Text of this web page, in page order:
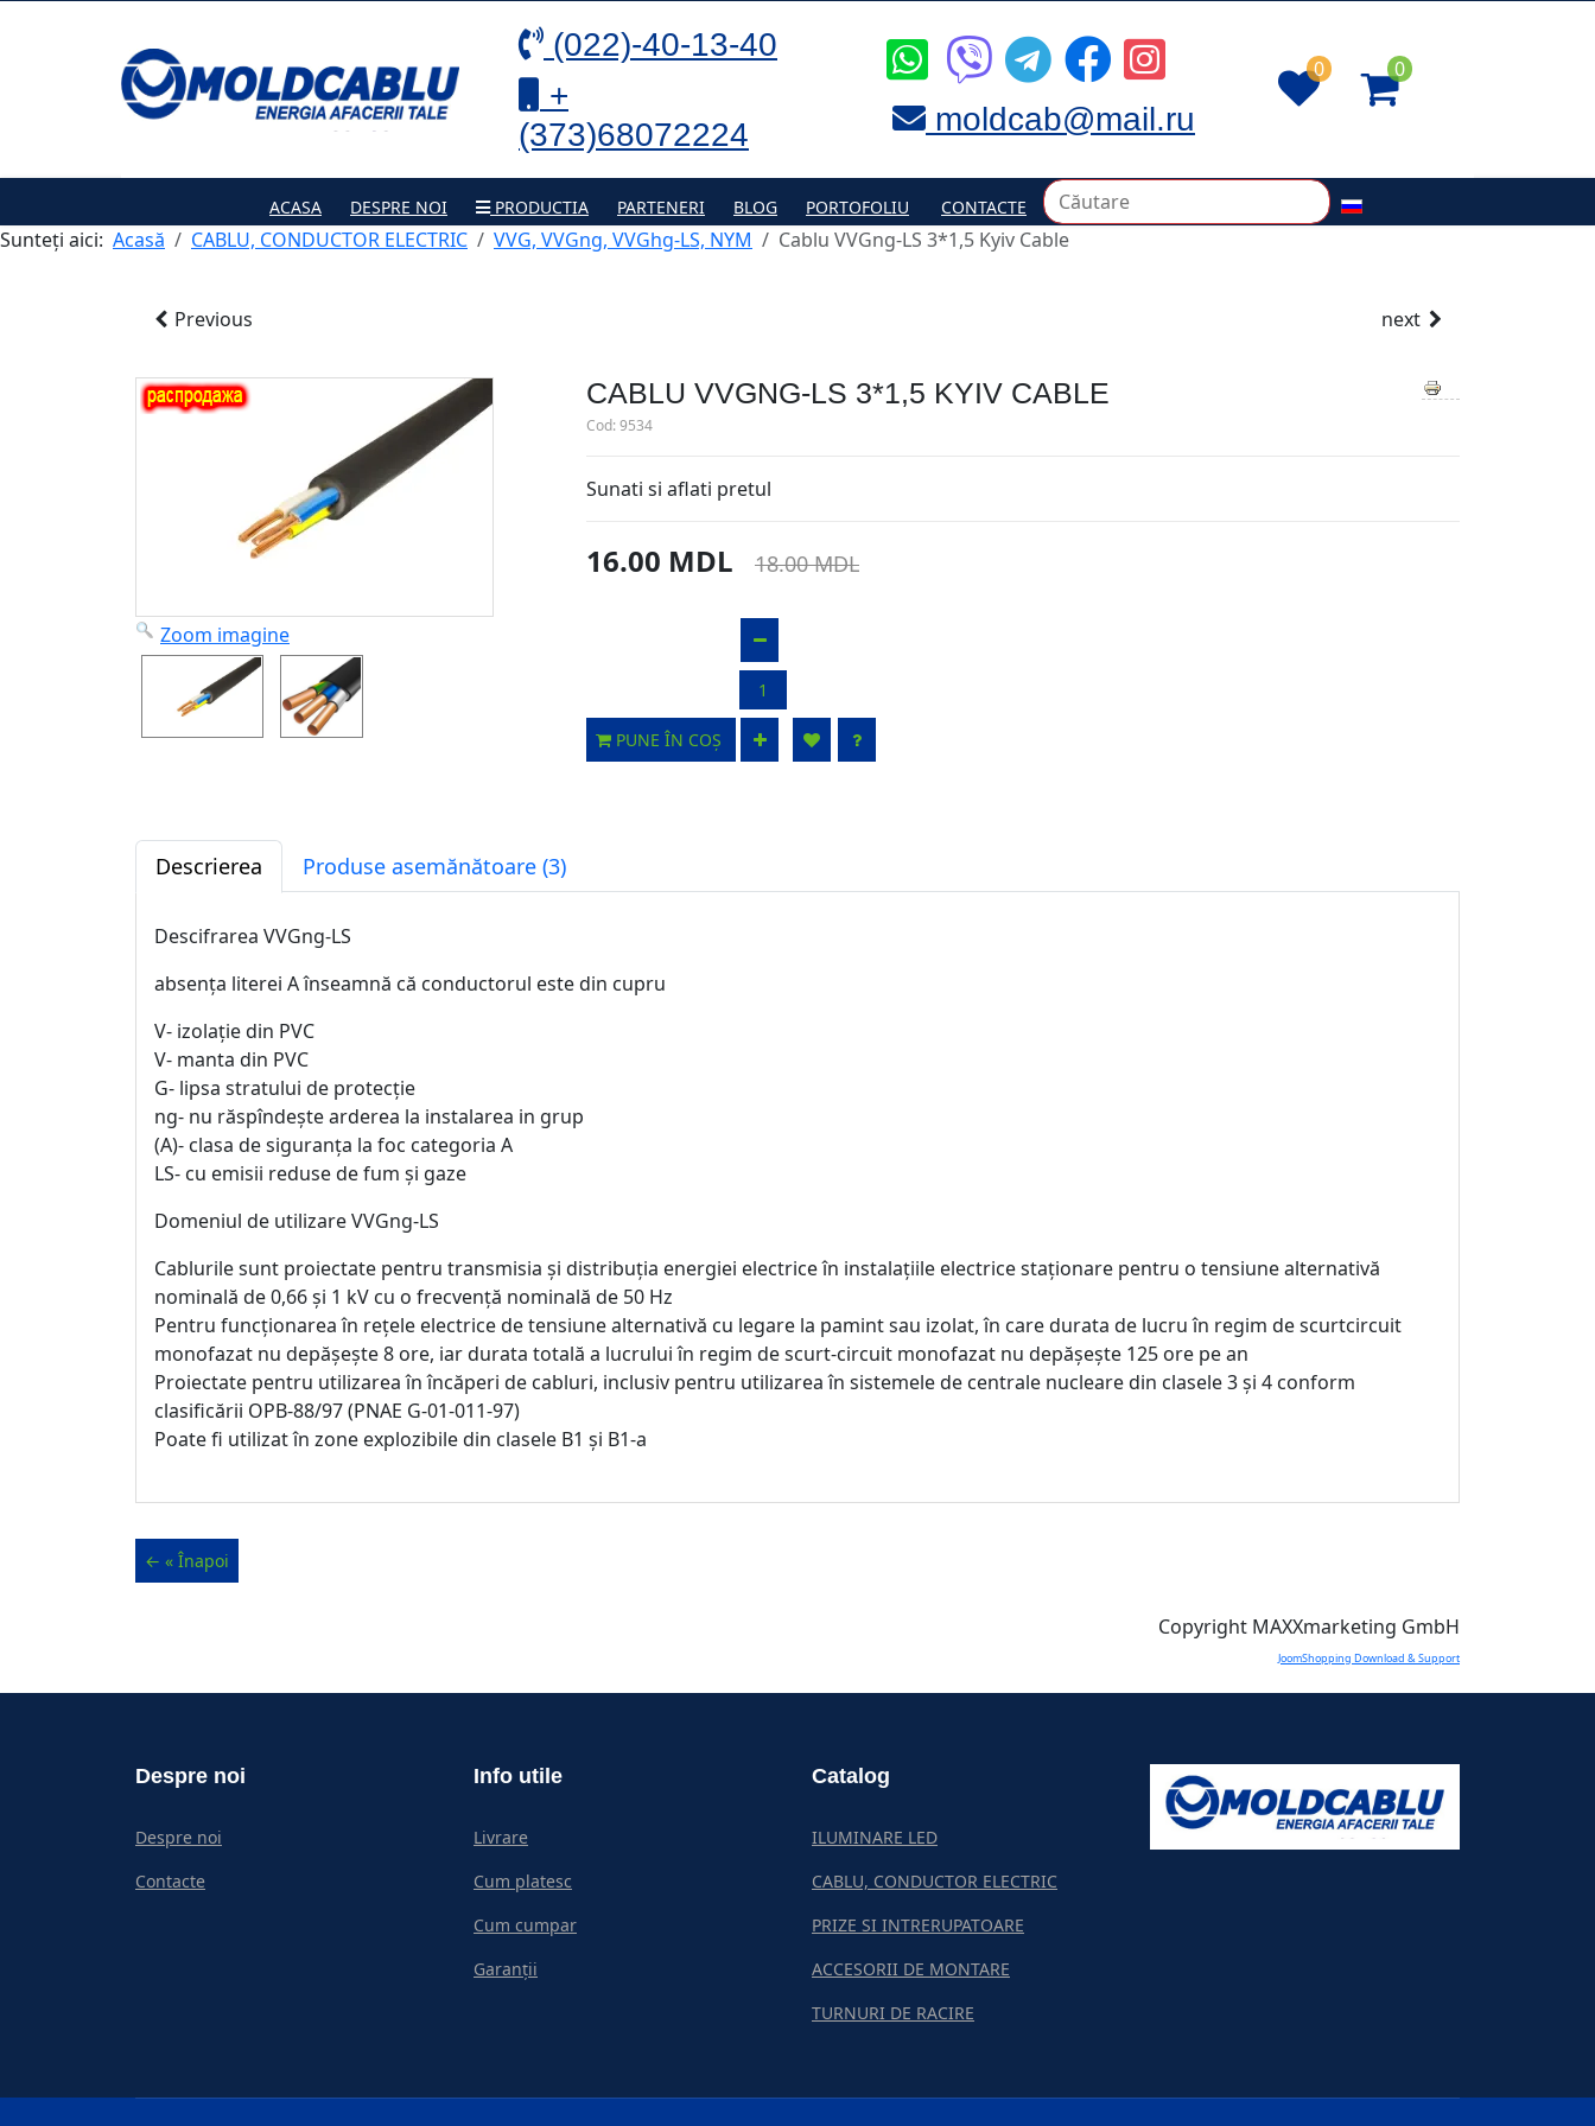
(022)-40-13-40
+
(373)68072224
moldcab@mail.ru
0 0
ACASA DESPRE NOI PRODUCTIA PARTENERI BLOG PORTOFOLIU CONTACTE
Sunteți aici: Acasă CABLU, CONDUCTOR ELECTRIC VVG, VVGng, VVGhg-LS, NYM Cablu VVGng-LS 3*1,5 Kyiv Cable
Previous next
Zoom imagine
CABLU VVGNG-LS 3*1,5 KYIV CABLE
Cod:9534
Sunati si aflati pretul
16.00 MDL 18.00 MDL
PUNE ÎN COȘ
Descrierea Produse asemănătoare (3)
Descifrarea VVGng-LS
absența literei A înseamnă că conductorul este din cupru
V- izolație din PVC
V- manta din PVC
G- lipsa stratului de protecție
ng- nu răspîndește arderea la instalarea in grup
(A)- clasa de siguranța la foc categoria A
LS- cu emisii reduse de fum și gaze
Domeniul de utilizare VVGng-LS
Cablurile sunt proiectate pentru transmisia și distribuția energiei electrice în instalațiile electrice staționare pentru o tensiune alternativă
nominală de 0,66 și 1 kV cu o frecvență nominală de 50 Hz
Pentru funcționarea în rețele electrice de tensiune alternativă cu legare la pamint sau izolat, în care durata de lucru în regim de scurtcircuit
monofazat nu depășește 8 ore, iar durata totală a lucrului în regim de scurt-circuit monofazat nu depășește 125 ore pe an
Proiectate pentru utilizarea în încăperi de cabluri, inclusiv pentru utilizarea în sistemele de centrale nucleare din clasele 3 și 4 conform
clasificării OPB-88/97 (PNAE G-01-011-97)
Poate fi utilizat în zone explozibile din clasele B1 și B1-a
Copyright MAXXmarketing GmbH
JoomShopping Download & Support
Despre noi
Despre noi
Contacte
Info utile
Livrare
Cum platesc
Cum cumpar
Garanții
Catalog
ILUMINARE LED
CABLU, CONDUCTOR ELECTRIC
PRIZE SI INTRERUPATOARE
ACCESORII DE MONTARE
TURNURI DE RACIRE